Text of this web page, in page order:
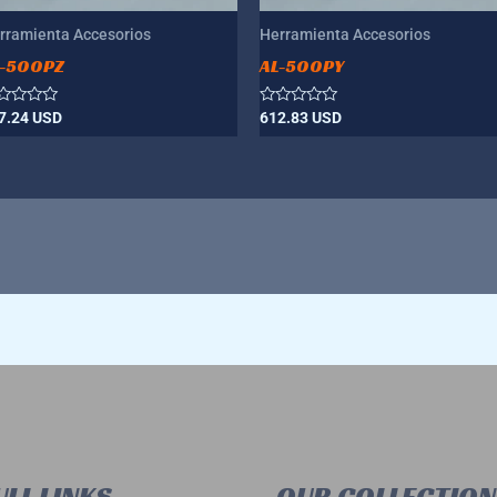
Accesorios
500PZ
USD
Herramienta Accesorios
AL-500PY
Valorado
612.83USD